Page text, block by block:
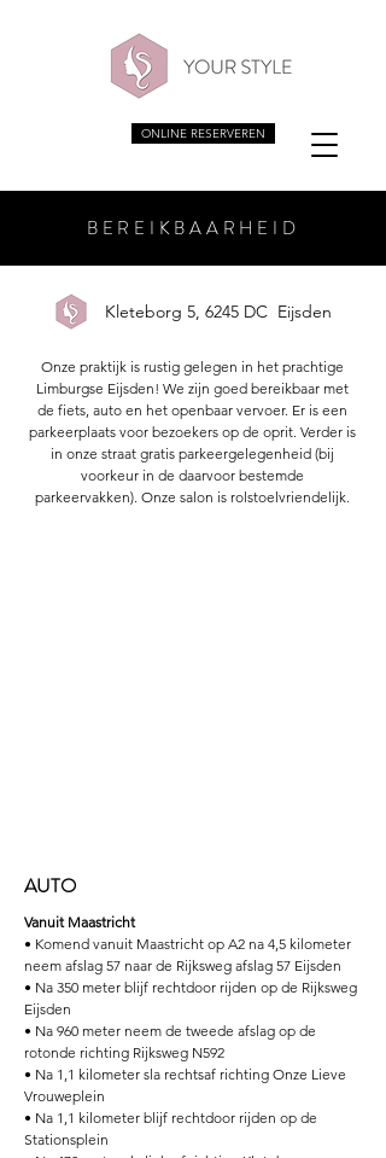
ONLINE RESERVEREN
BEREIKBAARHEID
Kleteborg 5, 6245 DC Eijsden
Onze praktijk is rustig gelegen in het prachtige
Limburgse Eijsden! We zijn goed bereikbaar met
de fiets, auto en het openbaar vervoer. Er is een
parkeerplaats voor bezoekers op de oprit. Verder is
in onze straat gratis parkeergelegenheid (bij
voorkeur in de daarvoor bestemde
parkeervakken). Onze salon is rolstoelvriendelijk.
AUTO
Vanuit Maastricht
• Komend vanuit Maastricht op A2 na 4,5 kilometer
neem afslag 57 naar de Rijksweg afslag 57 Eijsden
• Na 350 meter blijf rechtdoor rijden op de Rijksweg
Eijsden
• Na 960 meter neem de tweede afslag op de
rotonde richting Rijksweg N592
• Na 1,1 kilometer sla rechtsaf richting Onze Lieve
Vrouweplein
• Na 1,1 kilometer blijf rechtdoor rijden op de
Stationsplein